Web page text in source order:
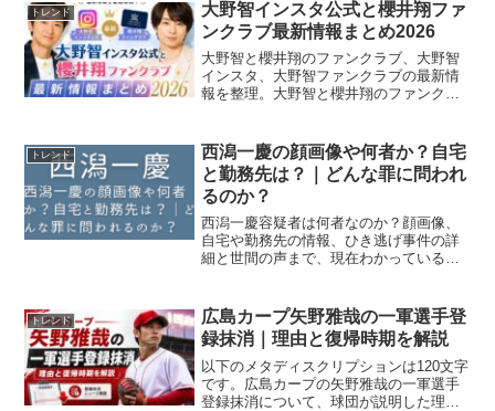
トレンド
大野智インスタ公式と櫻井翔ファ
ンクラブ最新情報まとめ2026
大野智と櫻井翔のファンクラブ、大野智
インスタ、大野智ファンクラブの最新情
報を整理。大野智と櫻井翔のファンクラ
嵐FC終了後の流れまで、初めての人でも
迷わず確認できますよ。
トレンド
西潟一慶の顔画像や何者か？自宅
と勤務先は？｜どんな罪に問われ
るのか？
西潟一慶容疑者は何者なのか？顔画像、
自宅や勤務先の情報、ひき逃げ事件の詳
細と世間の声まで、現在わかっている事
トレンド
広島カープ矢野雅哉の一軍選手登
録抹消｜理由と復帰時期を解説
以下のメタディスクリプションは120文字
です。広島カープの矢野雅哉の一軍選手
登録抹消について、球団が説明した理由